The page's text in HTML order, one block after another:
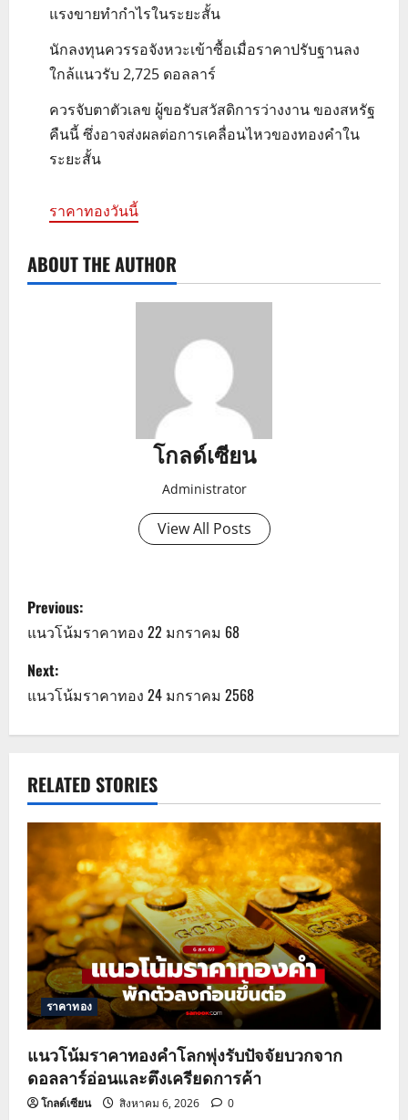
แรงขายทำกำไรในระยะสั้น
นักลงทุนควรรอจังหวะเข้าซื้อเมื่อราคาปรับฐานลง
ใกล้แนวรับ 2,725 ดอลลาร์
ควรจับตาตัวเลข ผู้ขอรับสวัสดิการว่างงาน ของสหรัฐ
คืนนี้ ซึ่งอาจส่งผลต่อการเคลื่อนไหวของทองคำใน
ระยะสั้น
ราคาทองวันนี้
ABOUT THE AUTHOR
โกลด์เซียน
Administrator
View All Posts
P
o
s
t
a
v
i
g
a
t
i
o
n
Previous:
แนวโน้มราคาทอง 22 มกราคม 68
Next:
แนวโน้มราคาทอง 24 มกราคม 2568
RELATED STORIES
ราคาทอง
แนวโน้มราคาทองคำโลกพุ่งรับปัจจัยบวกจาก
ดอลลาร์อ่อนและตึงเครียดการค้า
โกลด์เซียน สิงหาคม 6, 2026 0